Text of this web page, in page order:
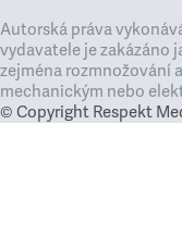
Autorská práva
vydavatele je zakázáno
zejména rozmnožování
mechanickým nebo
© Copyright Respekt